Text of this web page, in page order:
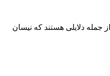
جمله دلایلی هستند که نیسان